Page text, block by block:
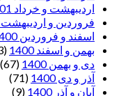
اردیبهشت و خرداد 1401
فروردین و اردیبهشت 1401
اسفند و فروردین 1400
بهمن و اسفند 1400
(83)
دی و بهمن 1400
(67)
آذر و دی 1400
(71)
آبان و آذر 1400
(9)